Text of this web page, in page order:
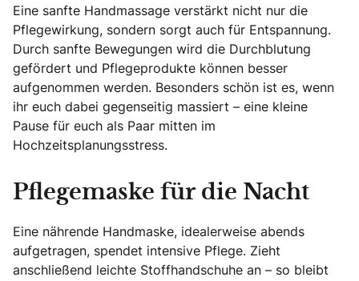
Eine sanfte Handmassage verstärkt nicht nur die
Pflegewirkung, sondern sorgt auch für Entspannung.
Durch sanfte Bewegungen wird die Durchblutung
gefördert und Pflegeprodukte können besser
aufgenommen werden. Besonders schön ist es, wenn
ihr euch dabei gegenseitig massiert – eine kleine
Pause für euch als Paar mitten im
Hochzeitsplanungsstress.
Pflegemaske für die Nacht
Eine nährende Handmaske, idealerweise abends
aufgetragen, spendet intensive Pflege. Zieht
anschließend leichte Stoffhandschuhe an – so bleibt